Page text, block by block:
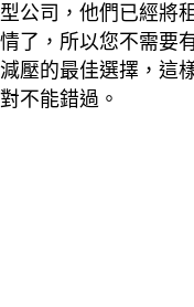
公司，他們已經將
了，所以您不需要
壓的最佳選擇，這
不能錯過。